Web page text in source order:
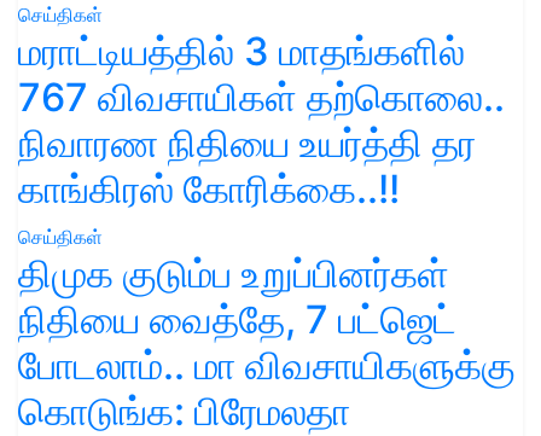
செய்திகள்
மராட்டியத்தில் 3 மாதங்களில்
767 விவசாயிகள் தற்கொலை..
நிவாரண நிதியை உயர்த்தி தர
காங்கிரஸ் கோரிக்கை..!!
செய்திகள்
திமுக குடும்ப உறுப்பினர்கள்
நிதியை வைத்தே, 7 பட்ஜெட்
போடலாம்.. மா விவசாயிகளுக்கு
கொடுங்க: பிரேமலதா